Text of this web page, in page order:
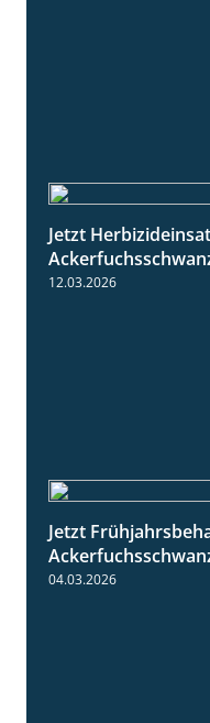
Jetzt
12.03.2026
Jetzt
04.03.2026